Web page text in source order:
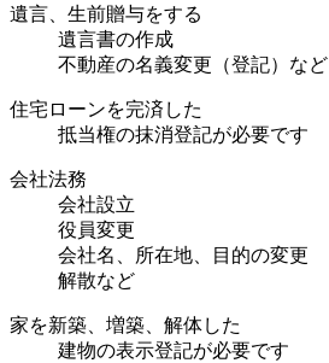
遺言、生前贈与をする
遺言書の作成
不動産の名義変更（登記）など
住宅ローンを完済した
抵当権の抹消登記が必要です
会社法務
会社設立
役員変更
会社名、所在地、目的の変更
解散など
家を新築、増築、解体した
建物の表示登記が必要です